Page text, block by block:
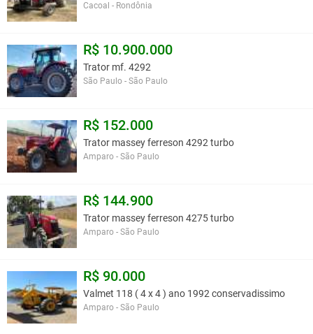
Cacoal - Rondônia
R$ 10.900.000
Trator mf. 4292
São Paulo - São Paulo
R$ 152.000
Trator massey ferreson 4292 turbo
Amparo - São Paulo
R$ 144.900
Trator massey ferreson 4275 turbo
Amparo - São Paulo
R$ 90.000
Valmet 118 ( 4 x 4 ) ano 1992 conservadissimo
Amparo - São Paulo